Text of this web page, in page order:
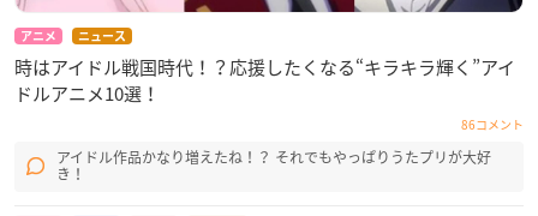
アニメ ニュース
時はアイドル戦国時代！？応援したくなる“キラキラ輝く”アイ
ドルアニメ10選！
86コメント
アイドル作品かなり増えたね！？ それでもやっぱりうたプリが大好
き！